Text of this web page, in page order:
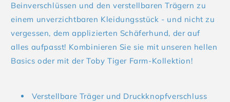
Beinverschlüssen und den verstellbaren Trägern zu
einem unverzichtbaren Kleidungsstück - und nicht zu
vergessen, dem applizierten Schäferhund, der auf
alles aufpasst! Kombinieren Sie sie mit unseren hellen
Basics oder mit der Toby Tiger Farm-Kollektion!
Verstellbare Träger und Druckknopfverschluss